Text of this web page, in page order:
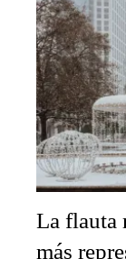
La flauta
más